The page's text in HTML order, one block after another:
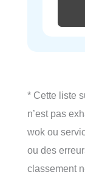
* Cette liste
n’est pas
wok ou
ou des
classement